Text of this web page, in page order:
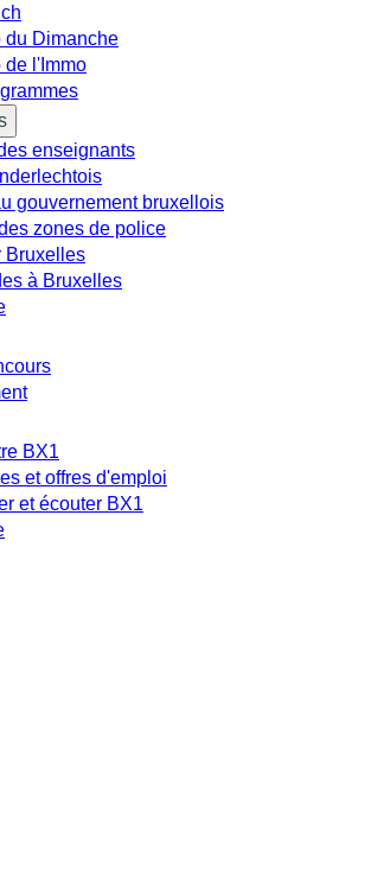
du Dimanche
de l'Immo
enseignants
gouvernement bruxellois
zones de police
Bruxelles
à Bruxelles
BX1
et offres d'emploi
et écouter BX1